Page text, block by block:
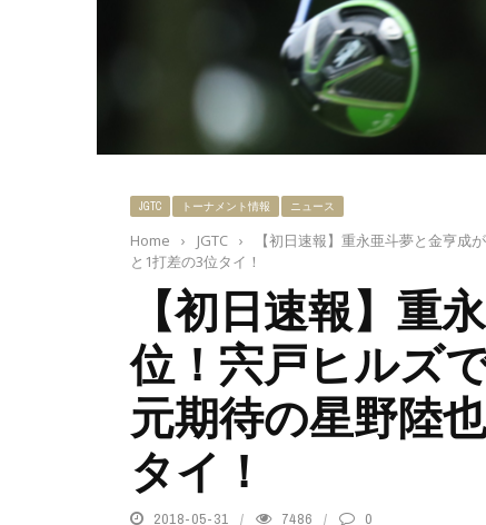
JGTC トーナメント情報 ニュース
Home › JGTC ›
【初日速報】重永亜斗夢と金亨成
と1打差の3位タイ！
【初日速報】重
位！宍戸ヒルズ
元期待の星野陸
タイ！
2018-05-31 7486 0